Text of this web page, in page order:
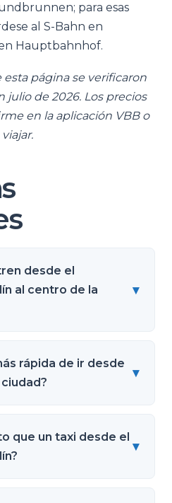
para esas
al S-Bahn en
Hauptbahnhof.
esta página se verificaron
julio de 2026. Los precios
en la aplicación VBB o
desde el
al centro de la
▾
rápida de ir desde
▾
que un taxi desde el
▾